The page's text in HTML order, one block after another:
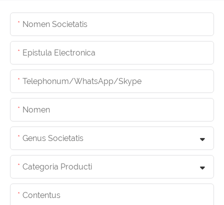
Nomen Societatis
Epistula Electronica
Telephonum/whatsApp/skype
Nomen
Genus Societatis
Categoria Producti
Contentus